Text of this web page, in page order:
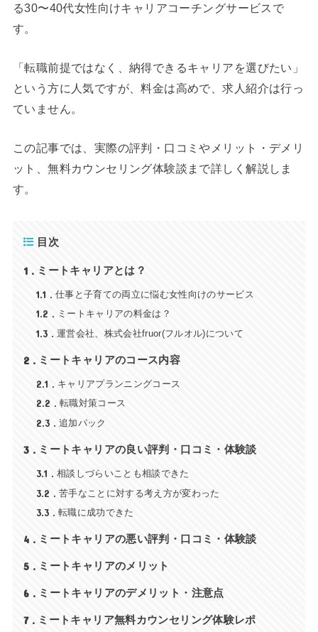
る30〜40代女性向けキャリアコーチングサービスで
す。
「転職前提ではなく、納得できるキャリアを選びたい」
という方に人気ですが、料金は高めで、求人紹介は行っ
ていません。
この記事では、実際の評判・口コミやメリット・デメリ
ット、無料カウンセリング体験談まで詳しく解説しま
す。
目次
1 ミートキャリアとは？
1.1 仕事と子育ての両立に悩む女性向けのサービス
1.2 ミートキャリアの料金は？
1.3 運営会社、株式会社fruor(フルオル)について
2 ミートキャリアのコース内容
2.1 キャリアプランニングコース
2.2 転職対策コース
2.3 追加パック
3 ミートキャリアの良い評判・口コミ・体験談
3.1 相談しづらいことも相談できた
3.2 苦手なことに対する考え方が変わった
3.3 転職に成功できた
4 ミートキャリアの悪い評判・口コミ・体験談
5 ミートキャリアのメリット
6 ミートキャリアのデメリット・注意点
7 ミートキャリア無料カウンセリング体験レポ